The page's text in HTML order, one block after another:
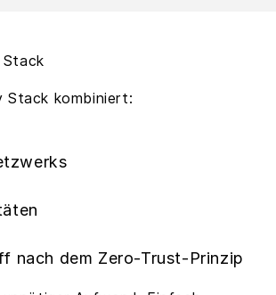
Stack kombiniert:
nach dem Zero-Trust-Prinzip